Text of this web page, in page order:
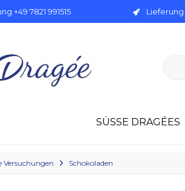
+49 7821 991515 Lieferung
SÜSSE DRAGÉES
Versuchungen Schokoladen